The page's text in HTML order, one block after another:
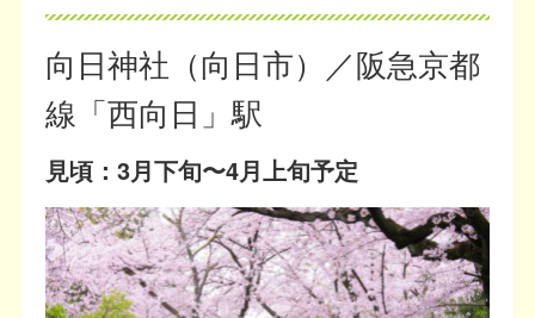
向日神社（向日市）／阪急京都
線「西向日」駅
見頃：3月下旬〜4月上旬予定